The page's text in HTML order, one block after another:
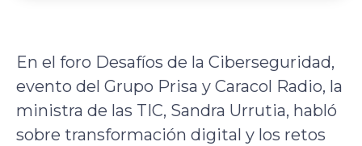
En el foro Desafíos de la Ciberseguridad,
evento del Grupo Prisa y Caracol Radio, la
ministra de las TIC, Sandra Urrutia, habló
sobre transformación digital y los retos